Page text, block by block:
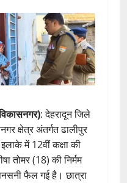
: देहरादून जिले
क्षेत्र अंतर्गत ढालीपुर
में 12वीं कक्षा की
तोमर (18) की निर्मम
फैल गई है। छात्रा